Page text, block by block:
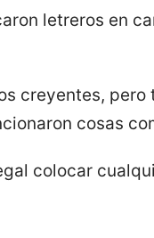
letreros en
creyentes,
cosas
colocar